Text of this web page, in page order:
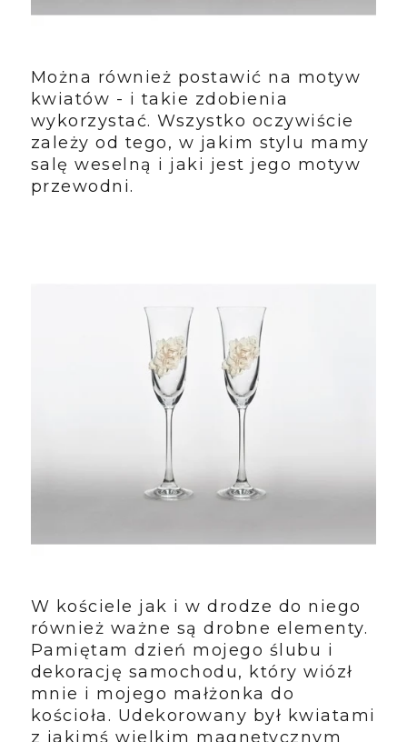
Można również postawić na motyw
kwiatów - i takie zdobienia
wykorzystać. Wszystko oczywiście
zależy od tego, w jakim stylu mamy
salę weselną i jaki jest jego motyw
przewodni.
W kościele jak i w drodze do niego
również ważne są drobne elementy.
Pamiętam dzień mojego ślubu i
dekorację samochodu, który wiózł
mnie i mojego małżonka do
kościoła. Udekorowany był kwiatami
z jakimś wielkim magnetycznym